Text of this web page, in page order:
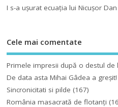
I s-a uşurat ecuaţia lui Nicuşor Dan
Cele mai comentate
Primele impresii după o destul de
De data asta Mihai Gâdea a greşit!
Sincronicitati si pilde (167)
România masacrată de flotanţi